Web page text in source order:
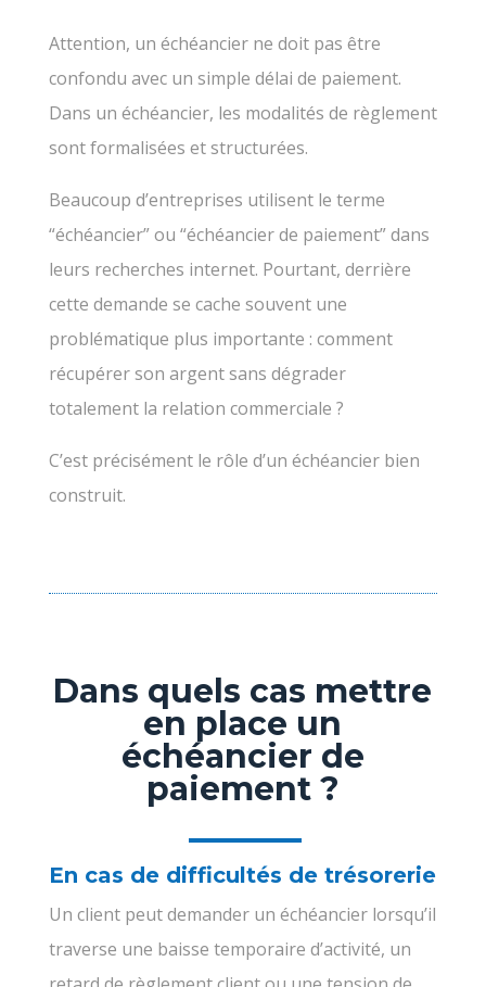
Attention, un échéancier ne doit pas être
confondu avec un simple délai de paiement.
Dans un échéancier, les modalités de règlement
sont formalisées et structurées.
Beaucoup d’entreprises utilisent le terme
“échéancier” ou “échéancier de paiement” dans
leurs recherches internet. Pourtant, derrière
cette demande se cache souvent une
problématique plus importante : comment
récupérer son argent sans dégrader
totalement la relation commerciale ?
C’est précisément le rôle d’un échéancier bien
construit.
Dans quels cas mettre
en place un
échéancier de
paiement ?
En cas de difficultés de trésorerie
Un client peut demander un échéancier lorsqu’il
traverse une baisse temporaire d’activité, un